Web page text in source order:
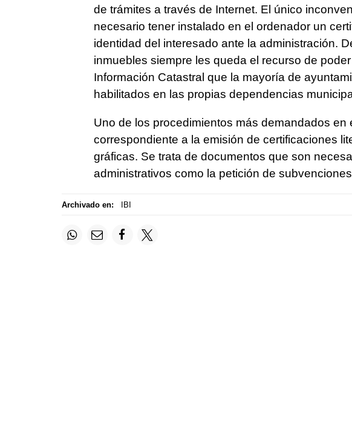
de trámites a través de Internet. El único
necesario tener instalado en el ordenador un
identidad del interesado ante la administración.
inmuebles siempre les queda el recurso de
Información Catastral que la mayoría de
habilitados en las propias dependencias
Uno de los procedimientos más demandados en
correspondiente a la emisión de certificaciones
gráficas. Se trata de documentos que son
administrativos como la petición de
Archivado en: IBI